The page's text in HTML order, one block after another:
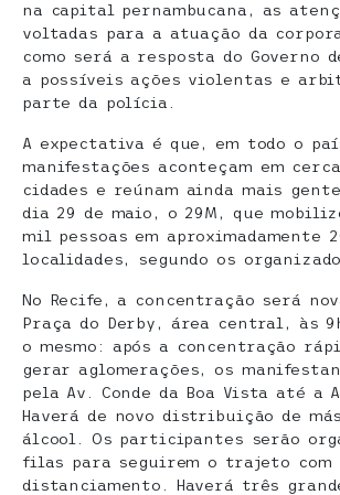
na capital pernambucana, as
voltadas para a atuação da
como será a resposta do Governo
a possíveis ações violentas e
parte da polícia.
A expectativa é que, em todo o
manifestações aconteçam em
cidades e reúnam ainda mais
dia 29 de maio, o 29M, que
mil pessoas em aproximadamente
localidades, segundo os
No Recife, a concentração será
Praça do Derby, área central, às
o mesmo: após a concentração
gerar aglomerações, os
pela Av. Conde da Boa Vista até a
Haverá de novo distribuição de
álcool. Os participantes serão
filas para seguirem o trajeto com
distanciamento. Haverá três